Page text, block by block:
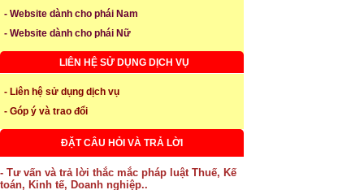
- Website dành cho phái Nam
- Website dành cho phái Nữ
LIÊN HỆ SỬ DỤNG DỊCH VỤ
- Liên hệ sử dụng dịch vụ
- Góp ý và trao đổi
ĐẶT CÂU HỎI VÀ TRẢ LỜI
- Tư vấn và trả lời thắc mắc pháp luật Thuế, Kế
toán, Kinh tế, Doanh nghiệp..